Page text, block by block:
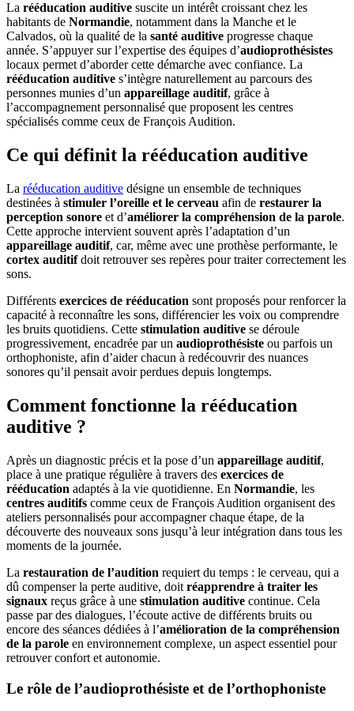
La rééducation auditive suscite un intérêt croissant chez les
habitants de Normandie, notamment dans la Manche et le
Calvados, où la qualité de la santé auditive progresse chaque
année. S’appuyer sur l’expertise des équipes d’audioprothésistes
locaux permet d’aborder cette démarche avec confiance. La
rééducation auditive s’intègre naturellement au parcours des
personnes munies d’un appareillage auditif, grâce à
l’accompagnement personnalisé que proposent les centres
spécialisés comme ceux de François Audition.
Ce qui définit la rééducation auditive
La rééducation auditive désigne un ensemble de techniques
destinées à stimuler l’oreille et le cerveau afin de restaurer la
perception sonore et d’améliorer la compréhension de la parole.
Cette approche intervient souvent après l’adaptation d’un
appareillage auditif, car, même avec une prothèse performante, le
cortex auditifdoit retrouver ses repères pour traiter correctement les
sons.
Différents exercices de rééducation sont proposés pour renforcer la
capacité à reconnaître les sons, différencier les voix ou comprendre
les bruits quotidiens. Cette stimulation auditive se déroule
progressivement, encadrée par un audioprothésiste ou parfois un
orthophoniste, afin d’aider chacun à redécouvrir des nuances
sonores qu’il pensait avoir perdues depuis longtemps.
Comment fonctionne la rééducation
auditive ?
Après un diagnostic précis et la pose d’un appareillage auditif,
place à une pratique régulière à travers des exercices de
rééducation adaptés à la vie quotidienne. En Normandie, les
centres auditifs comme ceux de François Audition organisent des
ateliers personnalisés pour accompagner chaque étape, de la
découverte des nouveaux sons jusqu’à leur intégration dans tous les
moments de la journée.
La restauration de l’audition requiert du temps : le cerveau, qui a
dû compenser la perte auditive, doit réapprendre à traiter les
signaux reçus grâce à une stimulation auditive continue. Cela
passe par des dialogues, l’écoute active de différents bruits ou
encore des séances dédiées à l’amélioration de la compréhension
de la parole en environnement complexe, un aspect essentiel pour
retrouver confort et autonomie.
Le rôle de l’audioprothésiste et de l’orthophoniste